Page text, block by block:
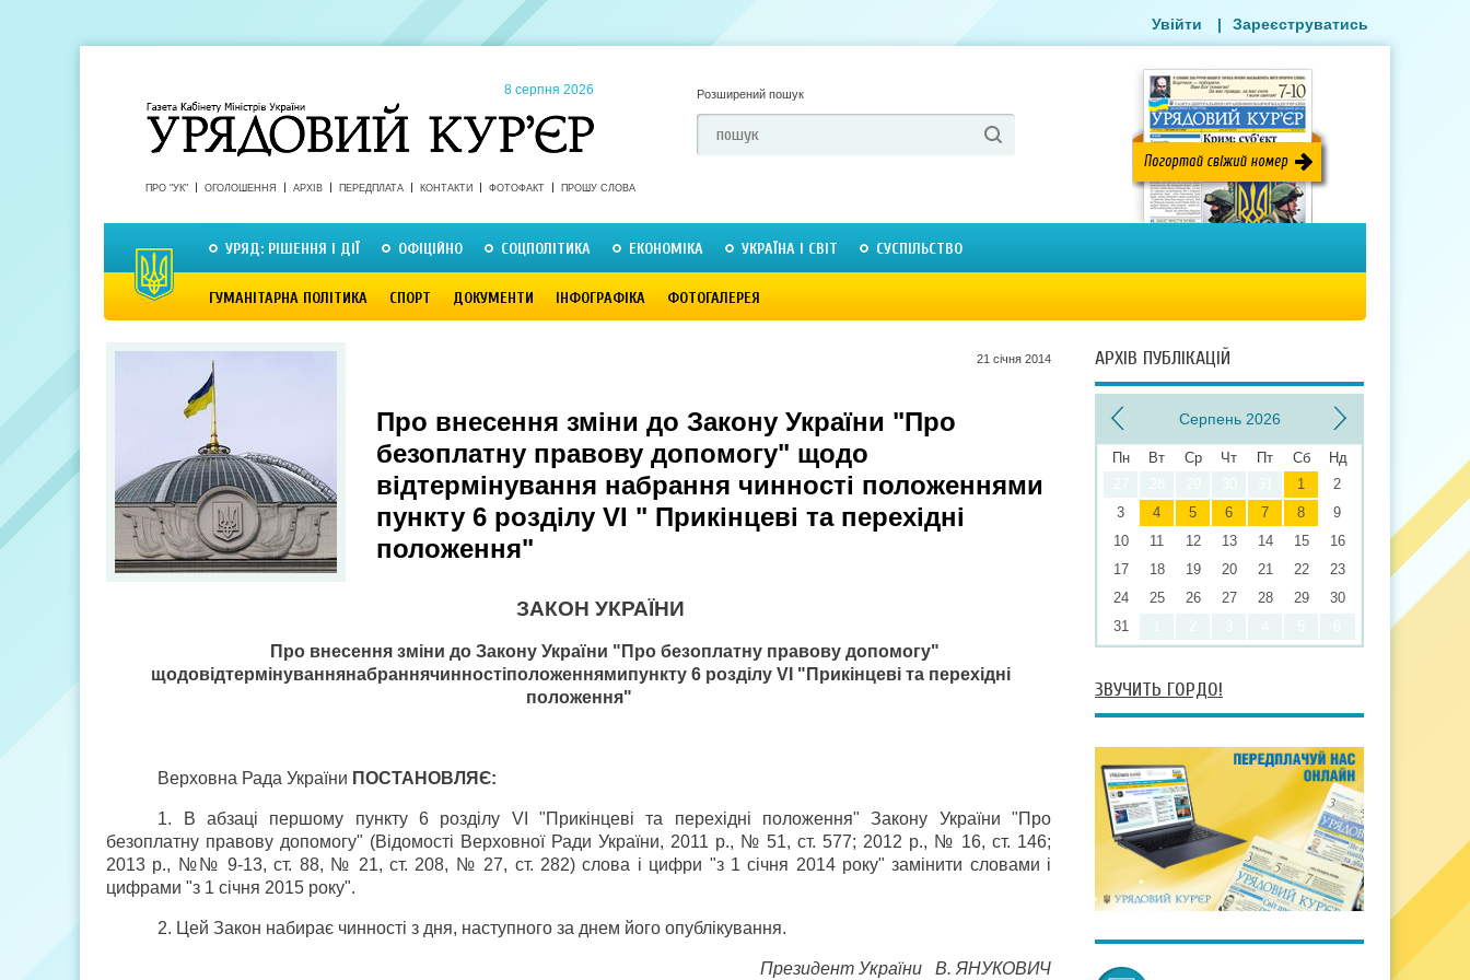
8 серпня 2026 Розширений пошук
ПРО "УК" ОГОЛОШЕННЯ АРХІВ ПЕРЕДПЛАТА КОНТАКТИ ФОТОФАКТ ПРОШУ СЛОВА
УРЯД: РІШЕННЯ І ДІЇ ОФІЦІЙНО СОЦПОЛІТИКА ЕКОНОМІКА УКРАЇНА І СВІТ СУСПІЛЬСТВО
ГУМАНІТАРНА ПОЛІТИКА СПОРТ ДОКУМЕНТИ ІНФОГРАФІКА ФОТОГАЛЕРЕЯ
Увійти | Зареєструватись
21 сiчня 2014
Про внесення зміни до Закону України "Про
безоплатну правову допомогу" щодо
відтермінування набрання чинності положеннями
пункту 6 розділу VI " Прикінцеві та перехідні
положення"
ЗАКОН УКРАЇНИ
Про внесення зміни до Закону України "Про безоплатну правову допомогу"
щодовідтермінуваннянабраннячинностіположеннямипункту 6 розділу VI " Прикінцеві та перехідні
положення"
Верховна Рада України ПОСТАНОВЛЯЄ:
1. В абзаці першому пункту 6 розділу VI "Прикінцеві та перехідні положення" Закону України "Про
безоплатну правову допомогу" (Відомості Верховної Ради України, 2011 р., № 51, ст. 577; 2012 р., № 16, ст. 146;
2013 р., №№ 9-13, ст. 88, № 21, ст. 208, № 27, ст. 282) слова і цифри "з 1 січня 2014 року" замінити словами і
цифрами "з 1 січня 2015 року".
2. Цей Закон набирає чинності з дня, наступного за днем його опублікування.
Президент України В. ЯНУКОВИЧ
АРХІВ ПУБЛІКАЦІЙ
Серпень 2026
Пн Вт Ср Чт Пт Сб
Нд
1
2
3
4 5 6 7 8
9
10
11 12 13 14 15
16
17
18 19 20 21 22
23
24
25 26 27 28 29
30
31
ЗВУЧИТЬ ГОРДО!